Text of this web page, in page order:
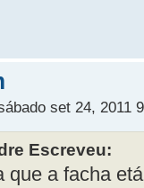
set 24, 2011
Escreveu:
que a facha